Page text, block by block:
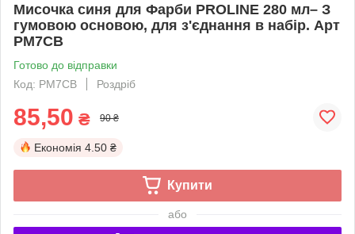
Мисочка синя для Фарби PROLINE 280 мл– З
гумовою основою, для з'єднання в набір. Арт
PM7CB
Готово до відправки
Код: PM7CB
Роздріб
85,50 ₴ 90 ₴
Економія 4.50 ₴
Купити
або